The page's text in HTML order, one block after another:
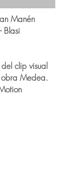
Manén
Blasi
del clip visual
Medea.